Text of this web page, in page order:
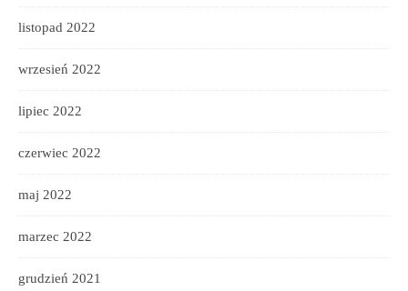
listopad 2022
wrzesień 2022
lipiec 2022
czerwiec 2022
maj 2022
marzec 2022
grudzień 2021